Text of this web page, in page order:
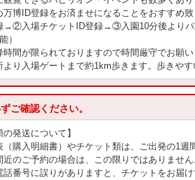
博ID登録をお済ませになることをおすすめ
入場チケットID登録→③入園10分後よりパ
）
間が限られておりますので時間厳守でお願い
り入場ゲートまで約1km歩きます。歩きやす
ご確認ください。
の発送について】
（購入明細書）やチケット類は、ご出発の1
近のご予約の場合は、この限りではありません
話番号に誤りがありますと、チケットをお届